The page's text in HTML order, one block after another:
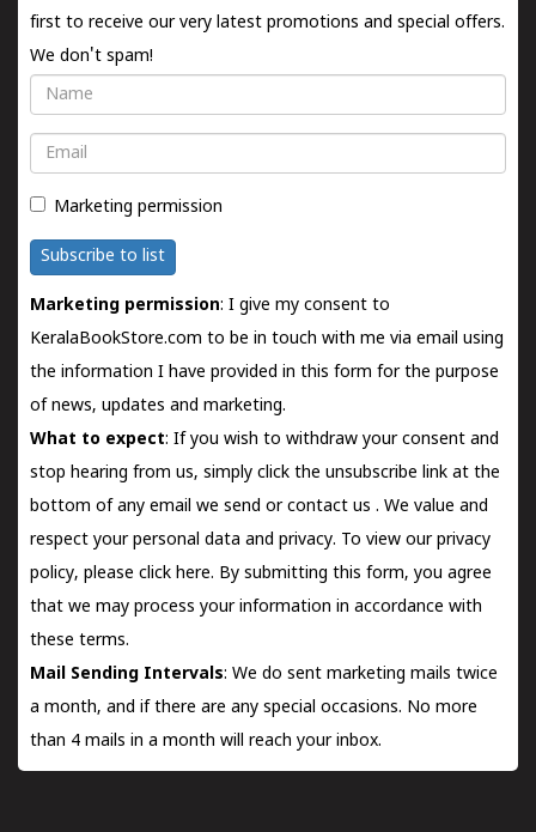
first to receive our very latest promotions and special offers.
We don't spam!
Name
Email
Marketing permission
Subscribe to list
Marketing permission: I give my consent to
KeralaBookStore.com to be in touch with me via email using
the information I have provided in this form for the purpose
of news, updates and marketing.
What to expect: If you wish to withdraw your consent and
stop hearing from us, simply click the unsubscribe link at the
bottom of any email we send orcontact us . We value and
respect your personal data and privacy. To view our privacy
policy, please click here. By submitting this form, you agree
that we may process your information in accordance with
these terms.
Mail Sending Intervals: We do sent marketing mails twice
a month, and if there are any special occasions. No more
than 4 mails in a month will reach your inbox.